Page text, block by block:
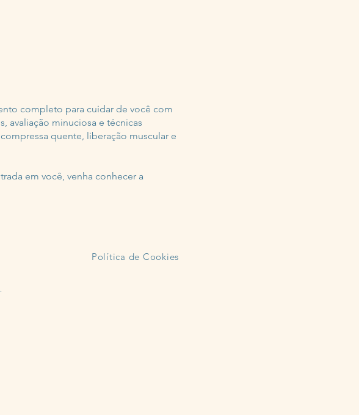
completo para cuidar de você com
avaliação minuciosa e técnicas
quente, liberação muscular e
em você, venha conhecer a
Política de Cookies